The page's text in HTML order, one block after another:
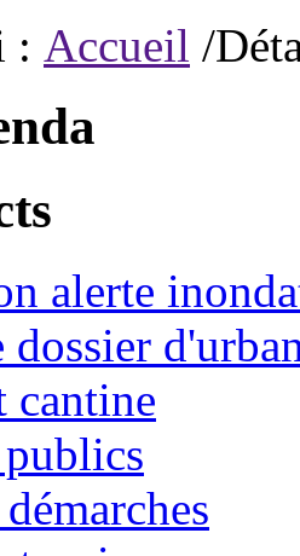
: Accueil /
alerte
dossier
cantine